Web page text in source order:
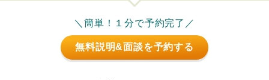
＼簡単！１分で予約完了／
無料説明&面談を予約する